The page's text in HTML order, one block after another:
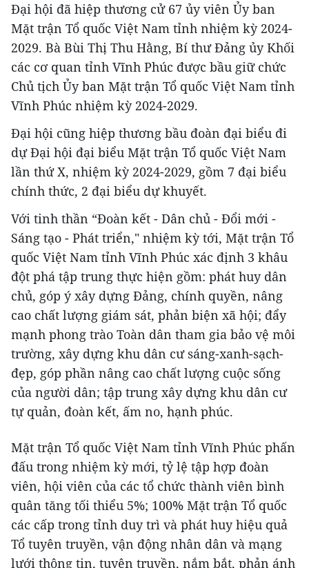
Đại hội đã hiệp thương cử 67 ủy viên Ủy ban
Mặt trận Tổ quốc Việt Nam tỉnh nhiệm kỳ 2024-
2029. Bà Bùi Thị Thu Hằng, Bí thư Đảng ủy Khối
các cơ quan tỉnh Vĩnh Phúc được bầu giữ chức
Chủ tịch Ủy ban Mặt trận Tổ quốc Việt Nam tỉnh
Vĩnh Phúc nhiệm kỳ 2024-2029.
Đại hội cũng hiệp thương bầu đoàn đại biểu đi
dự Đại hội đại biểu Mặt trận Tổ quốc Việt Nam
lần thứ X, nhiệm kỳ 2024-2029, gồm 7 đại biểu
chính thức, 2 đại biểu dự khuyết.
Với tinh thần “Đoàn kết - Dân chủ - Đổi mới -
Sáng tạo - Phát triển," nhiệm kỳ tới, Mặt trận Tổ
quốc Việt Nam tỉnh Vĩnh Phúc xác định 3 khâu
đột phá tập trung thực hiện gồm: phát huy dân
chủ, góp ý xây dựng Đảng, chính quyền, nâng
cao chất lượng giám sát, phản biện xã hội; đẩy
mạnh phong trào Toàn dân tham gia bảo vệ môi
trường, xây dựng khu dân cư sáng-xanh-sạch-
đẹp, góp phần nâng cao chất lượng cuộc sống
của người dân; tập trung xây dựng khu dân cư
tự quản, đoàn kết, ấm no, hạnh phúc.
Mặt trận Tổ quốc Việt Nam tỉnh Vĩnh Phúc phấn
đấu trong nhiệm kỳ mới, tỷ lệ tập hợp đoàn
viên, hội viên của các tổ chức thành viên bình
quân tăng tối thiểu 5%; 100% Mặt trận Tổ quốc
các cấp trong tỉnh duy trì và phát huy hiệu quả
Tổ tuyên truyền, vận động nhân dân và mạng
lưới thông tin, tuyên truyền, nắm bắt, phản ánh